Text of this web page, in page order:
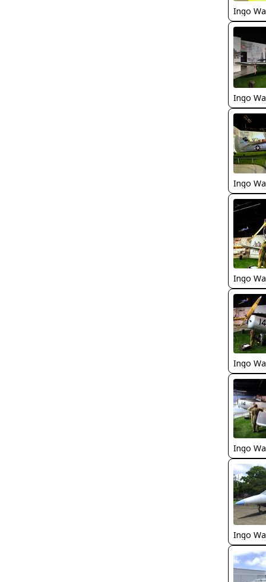
Ingo
Ingo
Ingo
Ingo
Ingo
Ingo
Ingo